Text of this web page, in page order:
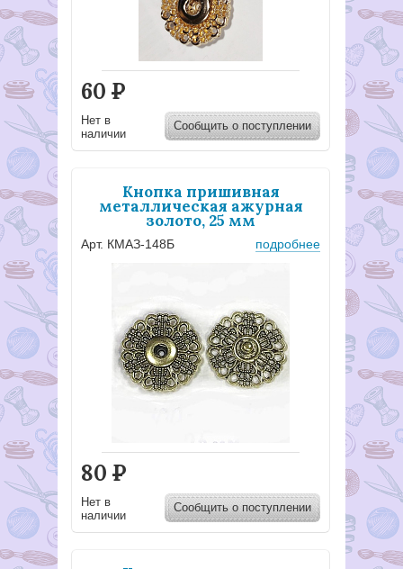
60 Р
Нет в
наличии
Сообщить о поступлении
Кнопка пришивная
металлическая ажурная
золото, 25 мм
Арт. КМАЗ-148Б подробнее
80 Р
Нет в
наличии
Сообщить о поступлении